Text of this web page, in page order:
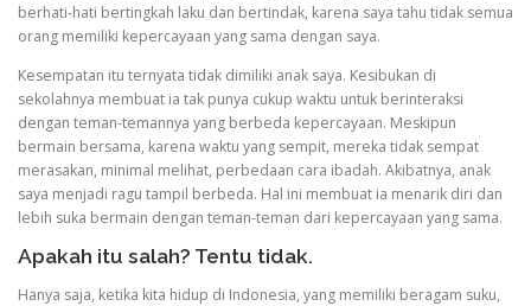
berhati-hati bertingkah laku dan bertindak, karena saya tahu tidak semua
orang memiliki kepercayaan yang sama dengan saya.
Kesempatan itu ternyata tidak dimiliki anak saya. Kesibukan di
sekolahnya membuat ia tak punya cukup waktu untuk berinteraksi
dengan teman-temannya yang berbeda kepercayaan. Meskipun
bermain bersama, karena waktu yang sempit, mereka tidak sempat
merasakan, minimal melihat, perbedaan cara ibadah. Akibatnya, anak
saya menjadi ragu tampil berbeda. Hal ini membuat ia menarik diri dan
lebih suka bermain dengan teman-teman dari kepercayaan yang sama.
Apakah itu salah? Tentu tidak.
Hanya saja, ketika kita hidup di Indonesia, yang memiliki beragam suku,